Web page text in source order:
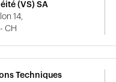
(VS) SA
14,
CH
Techniques